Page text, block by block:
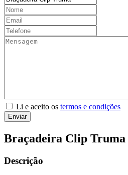
Li e aceito os termos e condições
Enviar
Braçadeira Clip Truma
Descrição